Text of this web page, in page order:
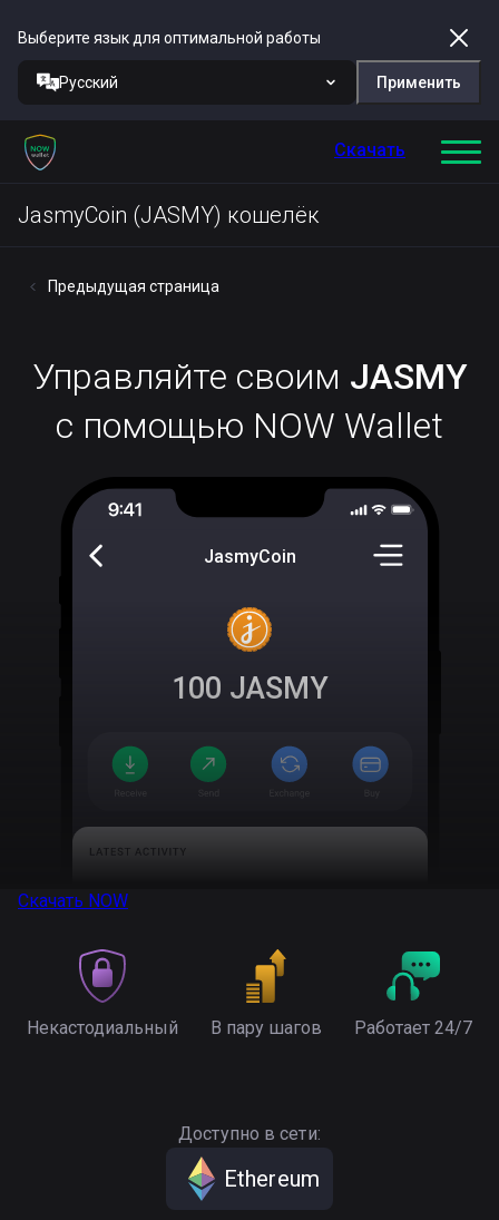
Выберите язык для оптимальной работы
Русский Применить
Скачать
JasmyCoin (JASMY) кошелёк
Предыдущая страница
Управляйте своим JASMY
с помощью NOW Wallet
JasmyCoin
100 JASMY
Скачать NOW
Некастодиальный В пару шагов Работает 24/7
Доступно в сети:
Ethereum